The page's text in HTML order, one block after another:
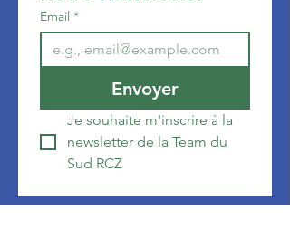
Email *
Envoyer
Je souhaite m'inscrire à la
newsletter de la Team du
Sud RCZ